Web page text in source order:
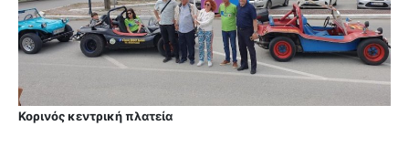
Κορινός κεντρικήπλατεία